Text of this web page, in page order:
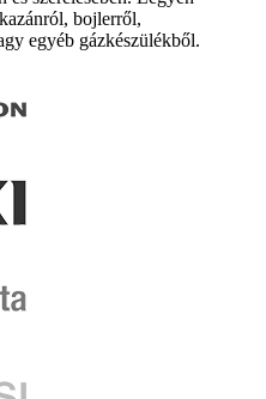
bojlerről,
egyéb gázkészülékből.